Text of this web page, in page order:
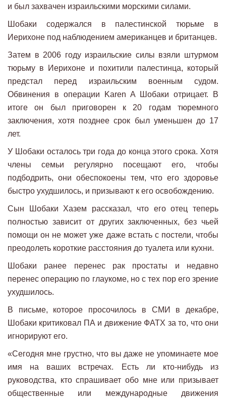
и был захвачен израильскими морскими силами.
Шобаки содержался в палестинской тюрьме в
Иерихоне под наблюдением американцев и британцев.
Затем в 2006 году израильские силы взяли штурмом
тюрьму в Иерихоне и похитили палестинца, который
предстал перед израильским военным судом.
Обвинения в операции Karen A Шобаки отрицает. В
итоге он был приговорен к 20 годам тюремного
заключения, хотя позднее срок был уменьшен до 17
лет.
У Шобаки осталось три года до конца этого срока. Хотя
члены семьи регулярно посещают его, чтобы
подбодрить, они обеспокоены тем, что его здоровье
быстро ухудшилось, и призывают к его освобождению.
Сын Шобаки Хазем рассказал, что его отец теперь
полностью зависит от других заключенных, без чьей
помощи он не может уже даже встать с постели, чтобы
преодолеть короткие расстояния до туалета или кухни.
Шобаки ранее перенес рак простаты и недавно
перенес операцию по глаукоме, но с тех пор его зрение
ухудшилось.
В письме, которое просочилось в СМИ в декабре,
Шобаки критиковал ПА и движение ФАТХ за то, что они
игнорируют его.
«Сегодня мне грустно, что вы даже не упоминаете мое
имя на ваших встречах. Есть ли кто-нибудь из
руководства, кто спрашивает обо мне или призывает
общественные или международные движения